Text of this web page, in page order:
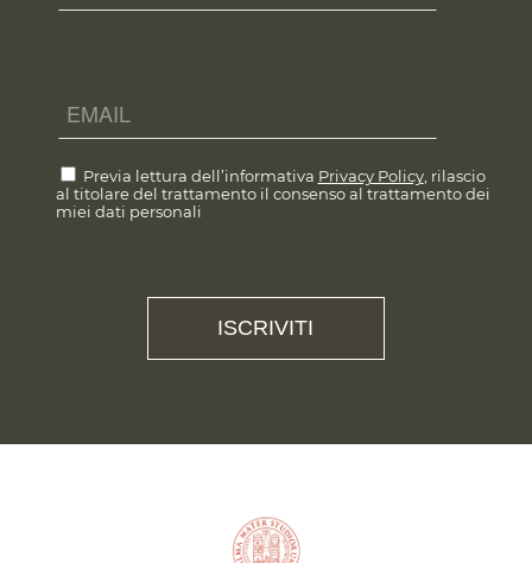
Previa lettura dell’informativa Privacy Policy, rilascio
al titolare del trattamento il consenso al trattamento dei
miei dati personali